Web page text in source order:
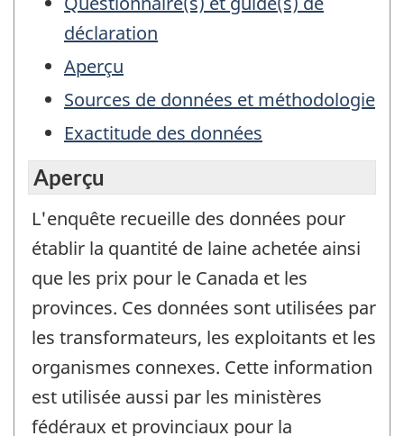
déclaration
Aperçu
Sources de données et méthodologie
Exactitude des données
Aperçu
L'enquête recueille des données pour
établir la quantité de laine achetée ainsi
que les prix pour le Canada et les
provinces. Ces données sont utilisées par
les transformateurs, les exploitants et les
organismes connexes. Cette information
est utilisée aussi par les ministères
fédéraux et provinciaux pour la